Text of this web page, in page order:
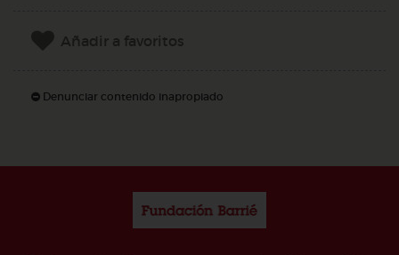
Añadir a favoritos
Denunciar contenido inapropiado